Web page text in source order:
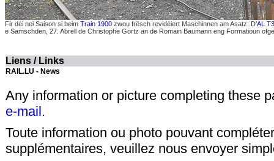
Fir déi nei Saison si beim Train 1900 zwou frësch revidéiert Maschinnen am Asatz: D’AL T3
e Samschden, 27. Abrëll de Christophe Görtz an de Romain Baumann eng Formatioun
Liens / Links
RAIL.LU - News
Any information or picture completing these
e-mail.
Toute information ou photo pouvant
supplémentaires, veuillez nous envoyer